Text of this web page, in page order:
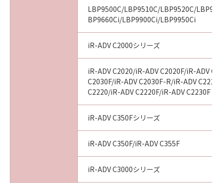
10. SEVERABILITY
In the event that any section hereof is
declared or found to be illegal by any court or
tribunal of competent jurisdiction, such
section shall be null and void with respect to
the jurisdiction of that court or tribunal and
all the remaining provisions hereof shall
remain in full force and effect.
11. ACKNOWLEDGEMENT
BY CLICKING THE BUTTON INDICATING
YOUR ACCEPTANCE AS STATED BELOW OR
INSTALLING THE SOFTWARE, YOU
ACKNOWLEDGE THAT YOU HAVE READ THIS
AGREEMENT, UNDERSTOOD IT, AND AGREE
TO BE BOUND BY ITS TERMS AND
LBP9500C/LBP9510C/LBP9520C/
BP9660Ci/LBP9900Ci/LBP9950Ci
iR-ADV C2000シリーズ
iR-ADV C2020/iR-ADV C2020F/iR-ADV
C2030F/iR-ADV C2030F-R/iR-ADV
C2220/iR-ADV C2220F/iR-ADV C2230F
iR-ADV C350Fシリーズ
iR-ADV C350F/iR-ADV C355F
iR-ADV C3000シリーズ